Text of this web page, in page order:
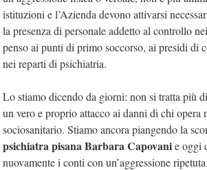
istituzioni e l’Azienda devono attivarsi
la presenza di personale addetto al controllo
penso ai punti di primo soccorso, ai presidi di
nei reparti di psichiatria.
Lo stiamo dicendo da giorni: non si tratta più
un vero e proprio attacco ai danni di chi opera
sociosanitario. Stiamo ancora piangendo la
psichiatra pisana Barbara Capovanie oggi
nuovamente i conti con un’aggressione